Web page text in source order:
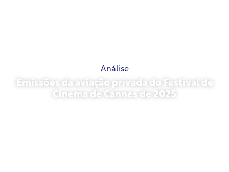
Análise
Emissões da aviação privada do Festival de
Cinema de Cannes de 2025